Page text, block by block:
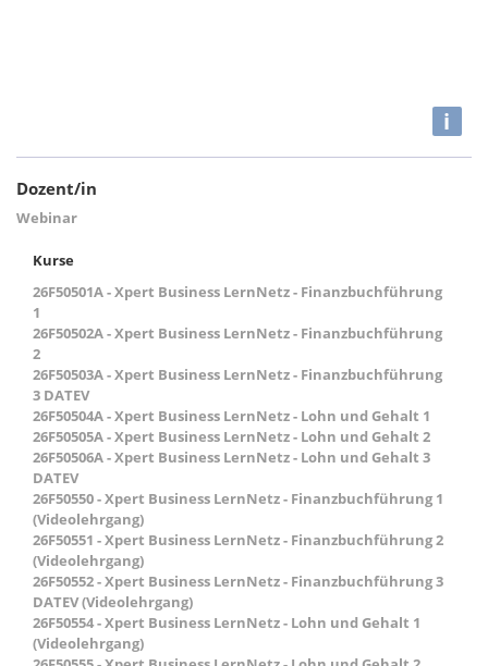
i
Dozent/in
Webinar
Kurse
26F50501A - Xpert Business LernNetz - Finanzbuchführung
1
26F50502A - Xpert Business LernNetz - Finanzbuchführung
2
26F50503A - Xpert Business LernNetz - Finanzbuchführung
3 DATEV
26F50504A - Xpert Business LernNetz - Lohn und Gehalt 1
26F50505A - Xpert Business LernNetz - Lohn und Gehalt 2
26F50506A - Xpert Business LernNetz - Lohn und Gehalt 3
DATEV
26F50550 - Xpert Business LernNetz - Finanzbuchführung 1
(Videolehrgang)
26F50551 - Xpert Business LernNetz - Finanzbuchführung 2
(Videolehrgang)
26F50552 - Xpert Business LernNetz - Finanzbuchführung 3
DATEV (Videolehrgang)
26F50554 - Xpert Business LernNetz - Lohn und Gehalt 1
(Videolehrgang)